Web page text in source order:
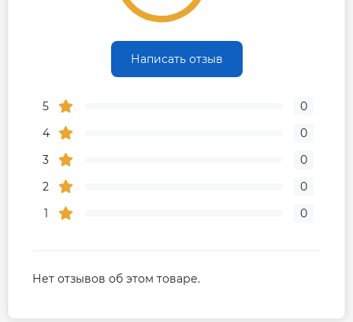
Написать отзыв
5
0
4
0
3
0
2
0
1
0
Нет отзывов об этом товаре.